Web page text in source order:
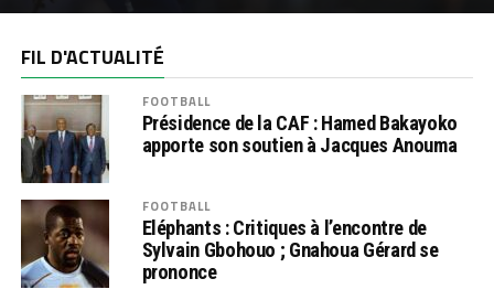
FIL D'ACTUALITÉ
FOOTBALL
Présidence de la CAF : Hamed Bakayoko
apporte son soutien à Jacques Anouma
FOOTBALL
Eléphants : Critiques à l’encontre de
Sylvain Gbohouo ; Gnahoua Gérard se
prononce